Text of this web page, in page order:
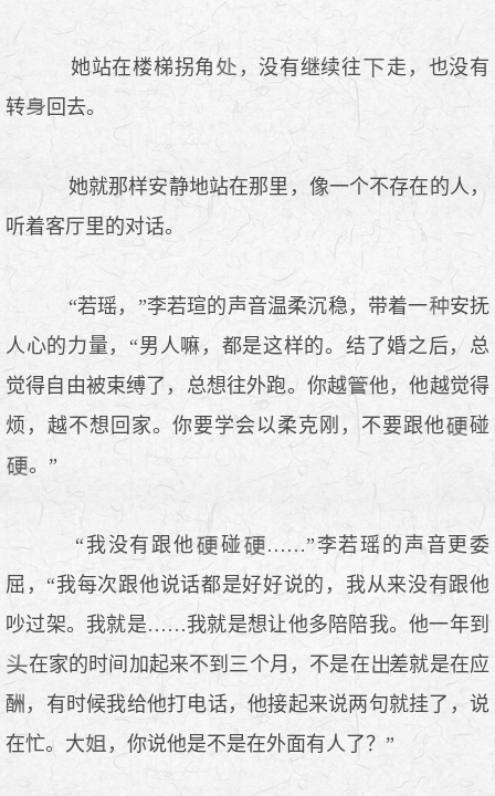
她站在楼梯拐角 ，没有继续往
走，也没有
转
回去。
她就那样安静地站在那里，像一个不存在的人，
听着客厅里的对话。
“若瑶，”李若瑄的声音温柔沉稳，带着一
安抚
人心的力量，“男人嘛，都是这样的。结了婚之后，总
觉得自由被束缚了，总想往外跑。你越
他，他越觉得
烦，越不想回家。你要学会以柔克刚，不要跟他
碰
。”
“我没有跟他 碰
……”李若瑶的声音更委
屈，“我每次跟他说话都是好好说的，我从来没有跟他
吵过架。我就是……我就是想让他多陪陪我。他一年到
在家的时间加起来不到三个月，不是在
差就是在应
酬，有时候我给他打电话，他接起来说两句就挂了，说
在忙。大
，你说他是不是在外面有人了？”